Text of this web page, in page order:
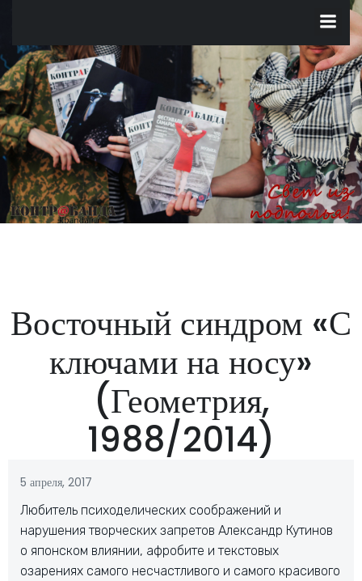
содержимому
Восточный синдром «С
ключами на носу»
(Геометрия,
1988/2014)
5 апреля, 2017
Любитель психоделических соображений и
нарушения творческих запретов Александр Кутинов
о японском влиянии, афробите и текстовых
озарениях самого несчастливого и самого красивого